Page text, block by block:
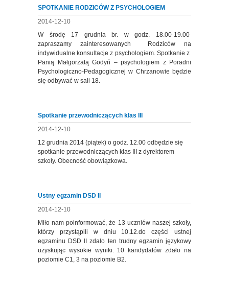
SPOTKANIE RODZICÓW Z PSYCHOLOGIEM
2014-12-10
W środę 17 grudnia br. w godz. 18.00-19.00
zapraszamy zainteresowanych Rodziców na
indywidualne konsultacje z psychologiem. Spotkanie z
Panią Małgorzatą Godyń – psychologiem z Poradni
Psychologiczno-Pedagogicznej w Chrzanowie będzie
się odbywać w sali 18.
Spotkanie przewodniczących klas III
2014-12-10
12 grudnia 2014 (piątek) o godz. 12.00 odbędzie się
spotkanie przewodniczących klas III z dyrektorem
szkoły. Obecność obowiązkowa.
Ustny egzamin DSD II
2014-12-10
Miło nam poinformować, że 13 uczniów naszej szkoły,
którzy przystąpili w dniu 10.12.do części ustnej
egzaminu DSD II zdało ten trudny egzamin językowy
uzyskując wysokie wyniki: 10 kandydatów zdało na
poziomie C1, 3 na poziomie B2.